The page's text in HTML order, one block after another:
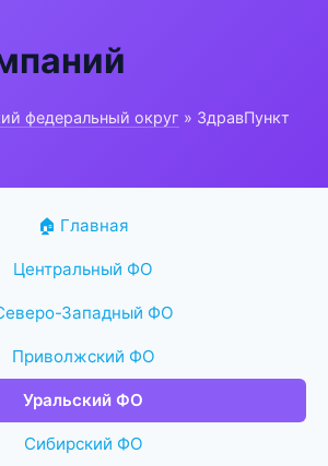
федеральный округ » ЗдравПункт
🏠 Главная
Центральный ФО
Западный ФО
Приволжский ФО
Уральский ФО
Сибирский ФО